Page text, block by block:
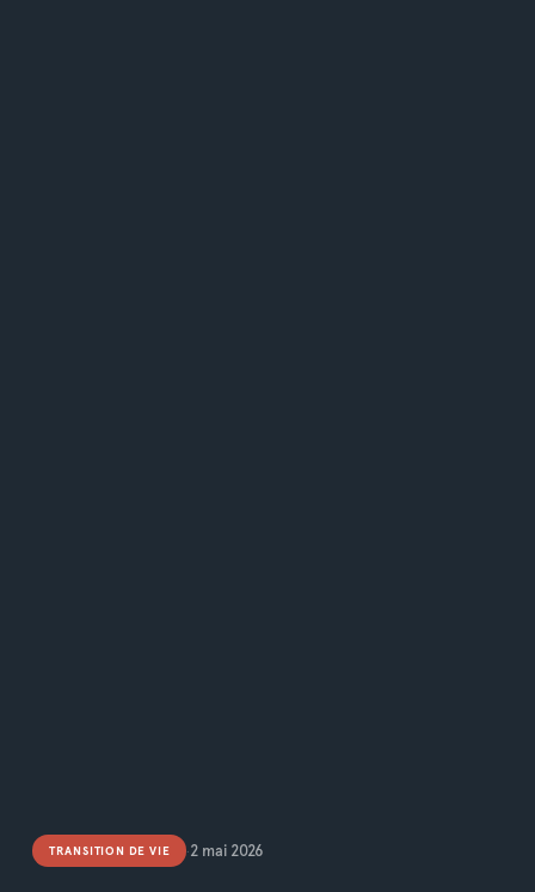
TRANSITION DE VIE • 2 mai 2026